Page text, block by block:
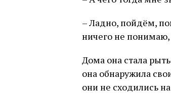
– Ладно, пойдём,
ничего не
Дома она стала
она обнаружила
они не сходились